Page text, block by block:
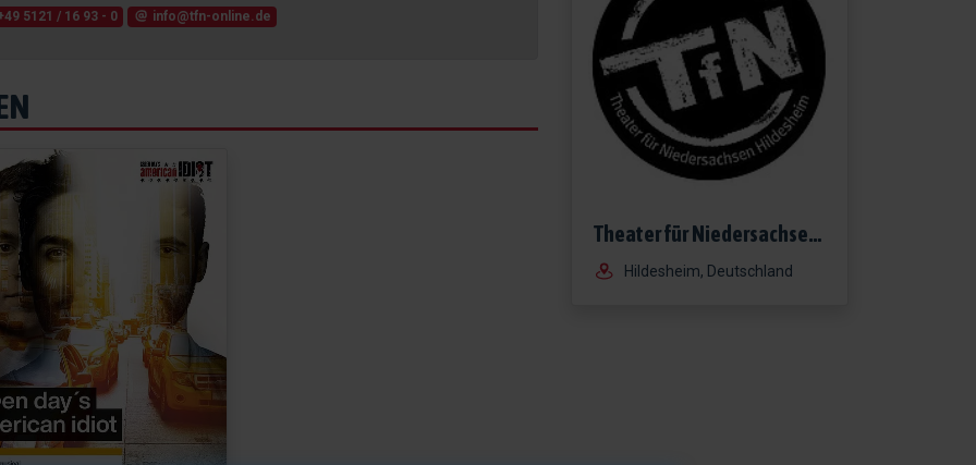
5121 / 16 93 - 0 info@tfn-online.de
Theater für Niedersachsen GmbH
Hildesheim, Deutschland